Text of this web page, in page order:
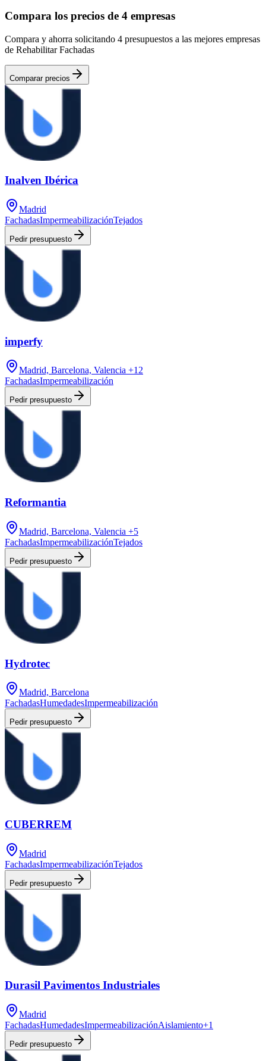
Compara los precios de 4 empresas
Compara y ahorra solicitando 4 presupuestos a las mejores empresas
de Rehabilitar Fachadas
Comparar precios
Inalven Ibérica
Madrid
FachadasImpermeabilizaciónTejados
Pedir presupuesto
imperfy
Madrid, Barcelona, Valencia +12
FachadasImpermeabilización
Pedir presupuesto
Reformantia
Madrid, Barcelona, Valencia +5
FachadasImpermeabilizaciónTejados
Pedir presupuesto
Hydrotec
Madrid, Barcelona
FachadasHumedadesImpermeabilización
Pedir presupuesto
CUBERREM
Madrid
FachadasImpermeabilizaciónTejados
Pedir presupuesto
Durasil Pavimentos Industriales
Madrid
FachadasHumedadesImpermeabilizaciónAislamiento+1
Pedir presupuesto